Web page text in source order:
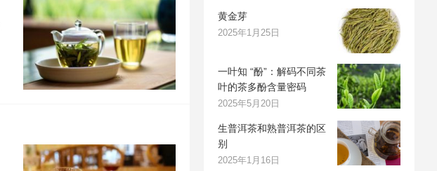
黄金芽
2025年1月25日
一叶知 “酚”：解码不同茶
叶的茶多酚含量密码
2025年5月20日
生普洱茶和熟普洱茶的区
别
2025年1月16日